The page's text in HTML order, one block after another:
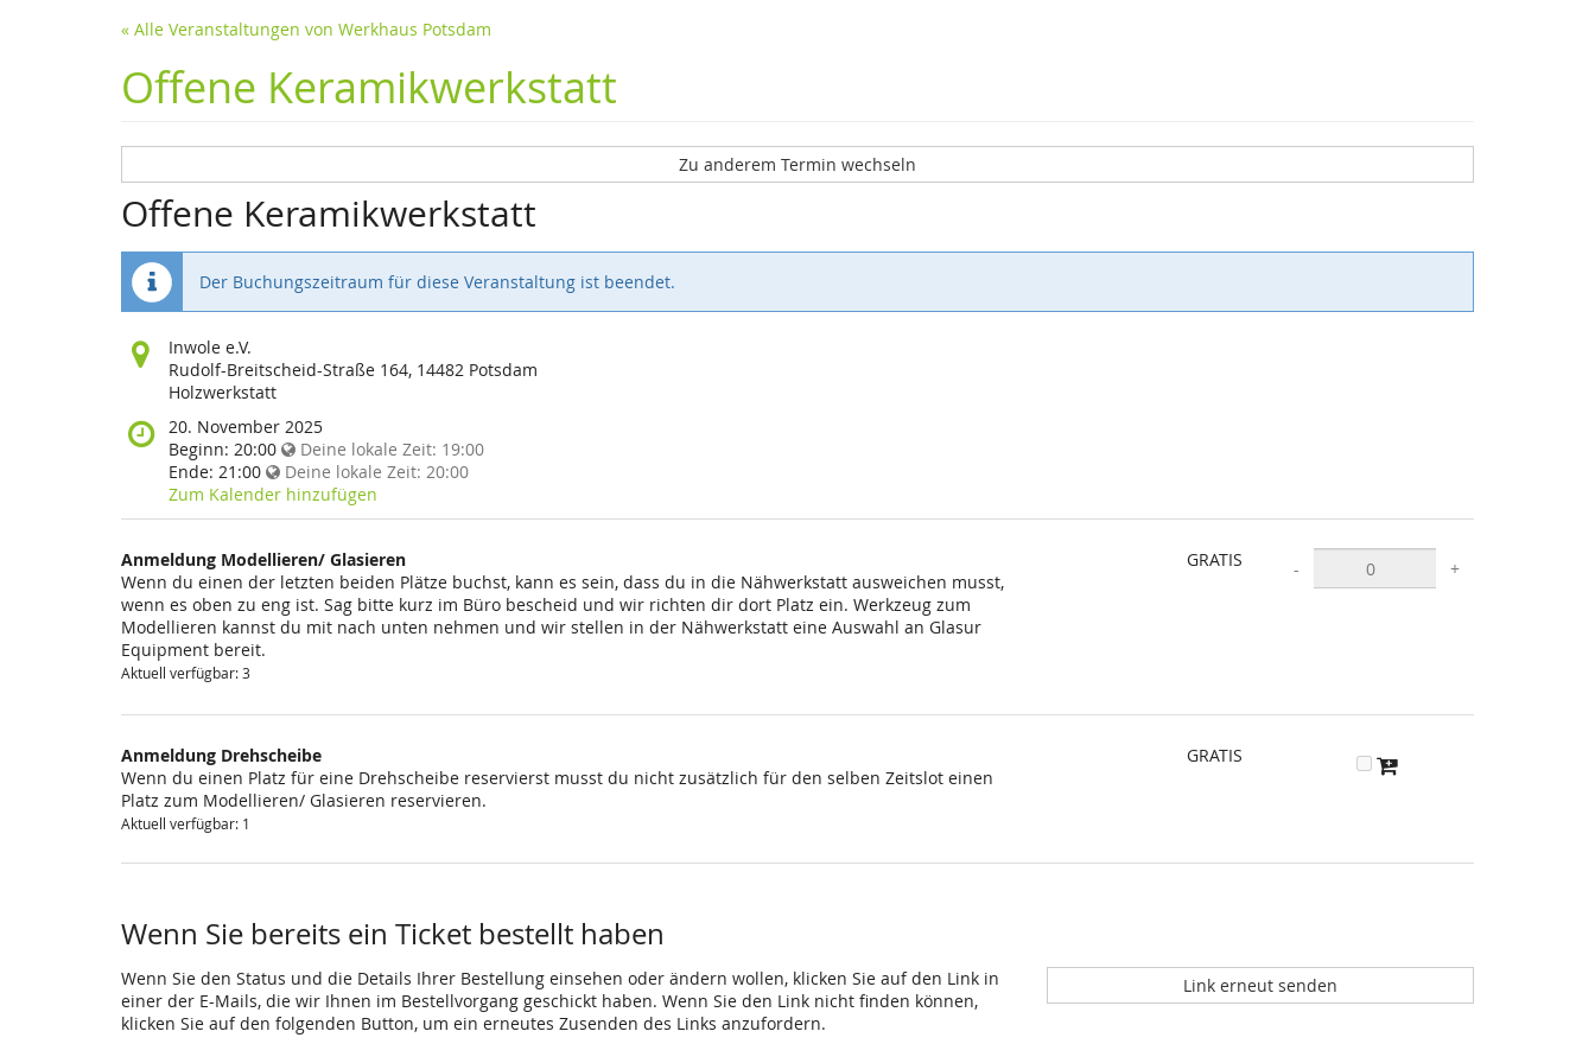
« Alle Veranstaltungen von Werkhaus Potsdam
Offene Keramikwerkstatt
Zu anderem Termin wechseln
Offene Keramikwerkstatt
Der Buchungszeitraum für diese Veranstaltung ist beendet.
Wo
findet
diese
statt?
Inwole e.V.
Rudolf-Breitscheid-Straße 164, 14482 Potsdam
Holzwerkstatt
Wann
findet
diese
Veranstaltung
statt?
20. November 2025
Beginn: 20:00 Deine lokale Zeit: 19:00
Ende: 21:00 Deine lokale Zeit: 20:00
Zum Kalender hinzufügen
Anmeldung Modellieren/ Glasieren
Wenn du einen der letzten beiden Plätze buchst, kann es sein, dass du in die Nähwerkstatt ausweichen musst,
wenn es oben zu eng ist. Sag bitte kurz im Büro bescheid und wir richten dir dort Platz ein. Werkzeug zum
Modellieren kannst du mit nach unten nehmen und wir stellen in der Nähwerkstatt eine Auswahl an Glasur
Equipment bereit.
Aktuell verfügbar: 3
GRATIS - +
Anmeldung Drehscheibe
Wenn du einen Platz für eine Drehscheibe reservierst musst du nicht zusätzlich für den selben Zeitslot einen
Platz zum Modellieren/ Glasieren reservieren.
Aktuell verfügbar: 1
GRATIS
Wenn Sie bereits ein Ticket bestellt haben
Wenn Sie den Status und die Details Ihrer Bestellung einsehen oder ändern wollen, klicken Sie auf den Link in
einer der E-Mails, die wir Ihnen im Bestellvorgang geschickt haben. Wenn Sie den Link nicht finden können,
klicken Sie auf den folgenden Button, um ein erneutes Zusenden des Links anzufordern.
Link erneut senden